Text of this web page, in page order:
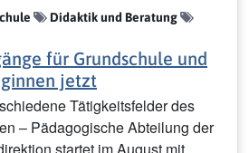
Didaktik und Beratung
für Grundschule und
jetzt
Tätigkeitsfelder des
– Pädagogische Abteilung der